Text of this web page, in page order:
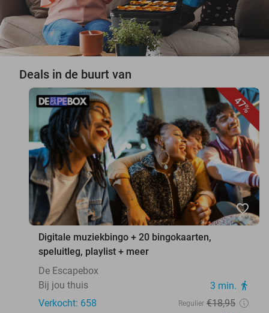
Deals in de buurt van
47%
favorite_border
Digitale muziekbingo + 20 bingokaarten,
speluitleg, playlist + meer
De Escapebox
Bij jou thuis
3 min. directions_walk
Verkocht: 658 Regulier €18,95